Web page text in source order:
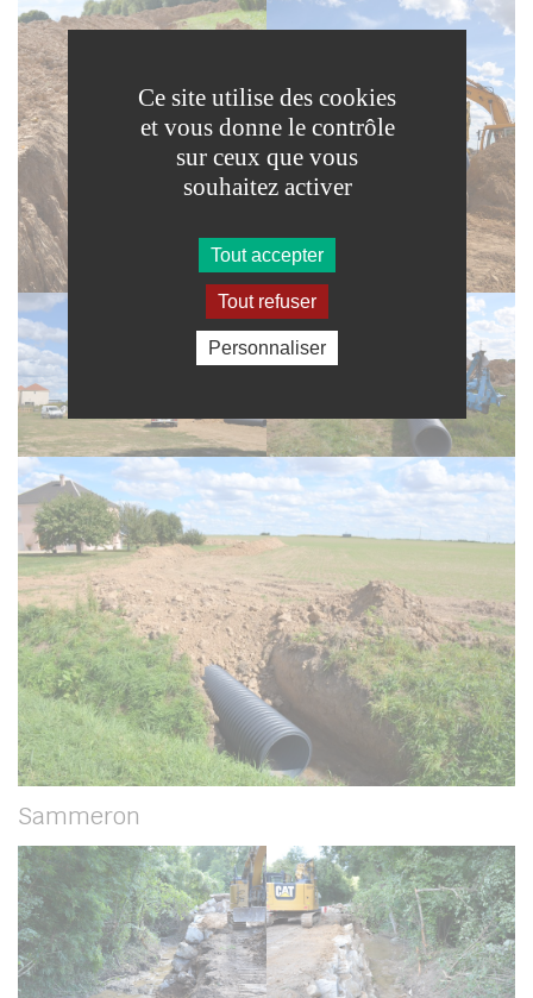
Sammeron
Ce site utilise des cookies
et vous donne le contrôle
sur ceux que vous
souhaitez activer
Tout accepter
Tout refuser
Personnaliser